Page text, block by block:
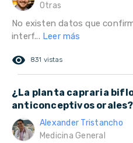
Otras
No existen datos que
interf... Leer más
remove_red_eye 831 vistas
¿La planta capraria
anticonceptivos orales?
Alexander Tristancho
Medicina General